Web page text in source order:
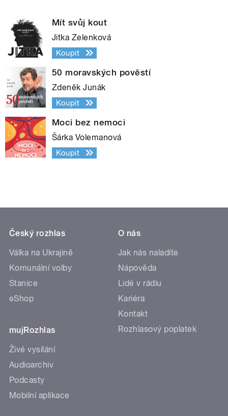
Mít svůj kout
Jitka Zelenková
Koupit
50 moravských pověstí
Zdeněk Junák
Koupit
Moci bez nemoci
Šárka Volemanová
Koupit
Český rozhlas
Válka na Ukrajině
Komunální volby
Stanice
eShop
mujRozhlas
Živé vysílání
Audioarchiv
Podcasty
Mobilní aplikace
O nás
Jak nás naladíte
Nápověda
Lidé v rádiu
Kariéra
Kontakt
Rozhlasový poplatek